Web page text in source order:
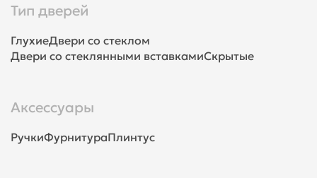
Тип дверей
ГлухиеДвери со стеклом
Двери со стеклянными вставкамиСкрытые
Аксессуары
РучкиФурнитураПлинтус